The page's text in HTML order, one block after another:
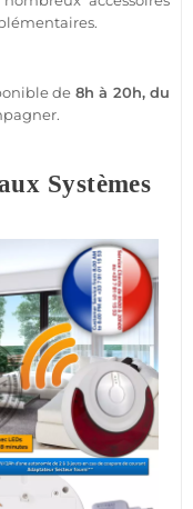
de 8h à 20h, du
Systèmes